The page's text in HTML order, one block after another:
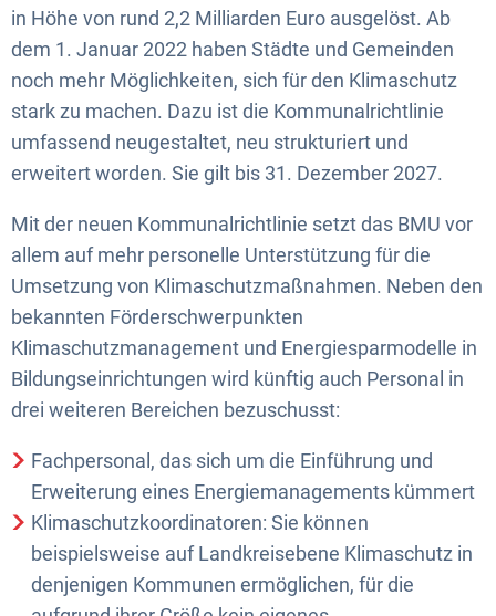
in Höhe von rund 2,2 Milliarden Euro ausgelöst. Ab
dem 1. Januar 2022 haben Städte und Gemeinden
noch mehr Möglichkeiten, sich für den Klimaschutz
stark zu machen. Dazu ist die Kommunalrichtlinie
umfassend neugestaltet, neu strukturiert und
erweitert worden. Sie gilt bis 31. Dezember 2027.
Mit der neuen Kommunalrichtlinie setzt das BMU vor
allem auf mehr personelle Unterstützung für die
Umsetzung von Klimaschutzmaßnahmen. Neben den
bekannten Förderschwerpunkten
Klimaschutzmanagement und Energiesparmodelle in
Bildungseinrichtungen wird künftig auch Personal in
drei weiteren Bereichen bezuschusst:
Fachpersonal, das sich um die Einführung und
Erweiterung eines Energiemanagements kümmert
Klimaschutzkoordinatoren: Sie können
beispielsweise auf Landkreisebene Klimaschutz in
denjenigen Kommunen ermöglichen, für die